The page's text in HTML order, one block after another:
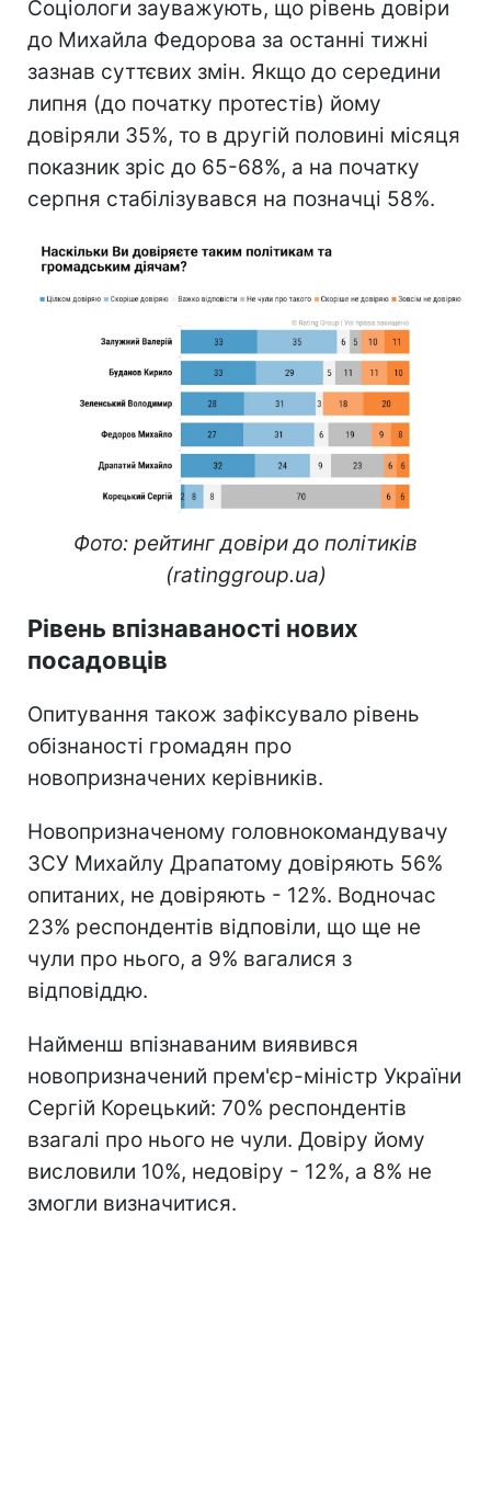
Соціологи зауважують, що рівень довіри
до Михайла Федорова за останні тижні
зазнав суттєвих змін. Якщо до середини
липня (до початку протестів) йому
довіряли 35%, то в другій половині місяця
показник зріс до 65-68%, а на початку
серпня стабілізувався на позначці 58%.
Фото: рейтинг довіри до політиків
(ratinggroup.ua)
Рівень впізнаваності нових
посадовців
Опитування також зафіксувало рівень
обізнаності громадян про
новопризначених керівників.
Новопризначеному головнокомандувачу
ЗСУ Михайлу Драпатому довіряють 56%
опитаних, не довіряють - 12%. Водночас
23% респондентів відповіли, що ще не
чули про нього, а 9% вагалися з
відповіддю.
Найменш впізнаваним виявився
новопризначений прем'єр-міністр України
Сергій Корецький: 70% респондентів
взагалі про нього не чули. Довіру йому
висловили 10%, недовіру - 12%, а 8% не
змогли визначитися.